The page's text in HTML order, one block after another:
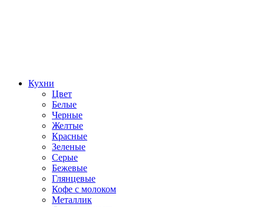
Кухни
Цвет
Белые
Черные
Желтые
Красные
Зеленые
Серые
Бежевые
Глянцевые
Кофе с молоком
Металлик